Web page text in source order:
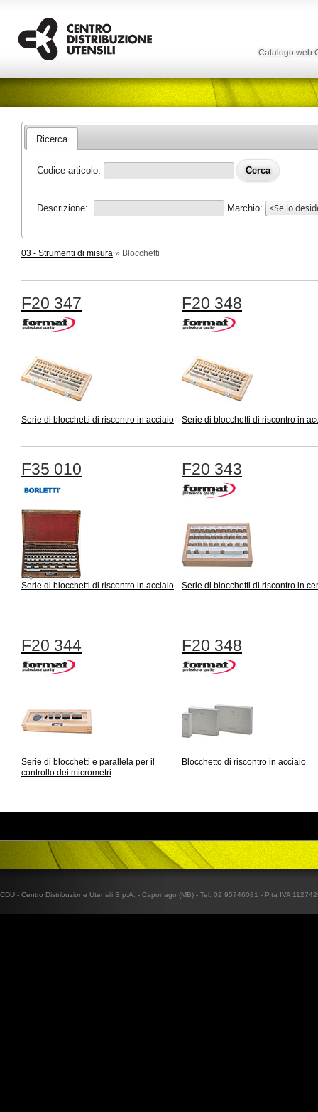
Catalogo web
Ricerca
Codice articolo:
Descrizione: Marchio:
03 - Strumenti di misura » Blocchetti
F20 347
Serie di blocchetti di riscontro in acciaio
F20 348
Serie di blocchetti di riscontro in
F35 010
Serie di blocchetti di riscontro in acciaio
F20 343
Serie di blocchetti di riscontro in
F20 344
Serie di blocchetti e parallela per il
controllo dei micrometri
F20 348
Blocchetto di riscontro in acciaio
CDU - Centro Distribuzione Utensili S.p.A. - Caponago (MB) - Tel. 02 95746081 - P.ta IVA